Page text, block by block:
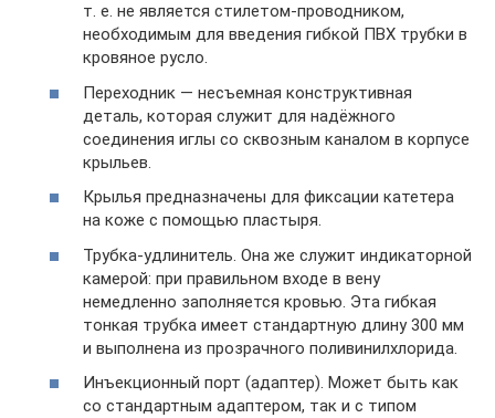
т. е. не является стилетом-проводником,
необходимым для введения гибкой ПВХ трубки в
кровяное русло.
Переходник — несъемная конструктивная
деталь, которая служит для надёжного
соединения иглы со сквозным каналом в корпусе
крыльев.
Крылья предназначены для фиксации катетера
на коже с помощью пластыря.
Трубка-удлинитель. Она же служит индикаторной
камерой: при правильном входе в вену
немедленно заполняется кровью. Эта гибкая
тонкая трубка имеет стандартную длину 300 мм
и выполнена из прозрачного поливинилхлорида.
Инъекционный порт (адаптер). Может быть как
со стандартным адаптером, так и с типом